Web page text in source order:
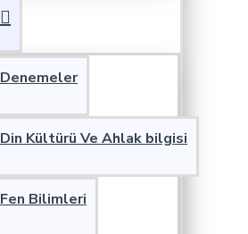
Denemeler
Din Kültürü Ve Ahlak bilgisi
Fen Bilimleri